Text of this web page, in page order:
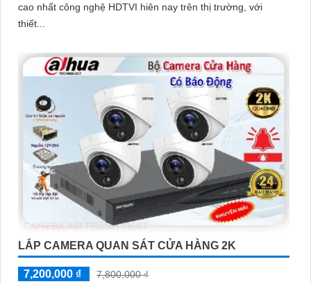
cao nhất công nghệ HDTVI hiên nay trên thị trường, với
thiết...
LẮP CAMERA QUAN SÁT CỬA HÀNG 2K
7,200,000 ₫
7,800,000 ₫